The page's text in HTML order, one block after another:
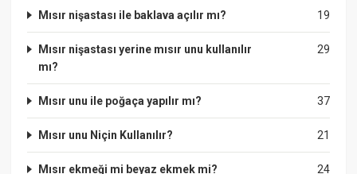
19
Mısır nişastası ile baklava açılır mı?
29
Mısır nişastası yerine mısır unu kullanılır
mı?
37
Mısır unu ile poğaça yapılır mı?
21
Mısır unu Niçin Kullanılır?
24
Mısır ekmeği mi beyaz ekmek mi?